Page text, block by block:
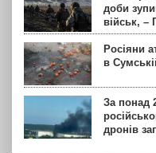
доби
військ, –
Росіяни
в
За понад
дронів